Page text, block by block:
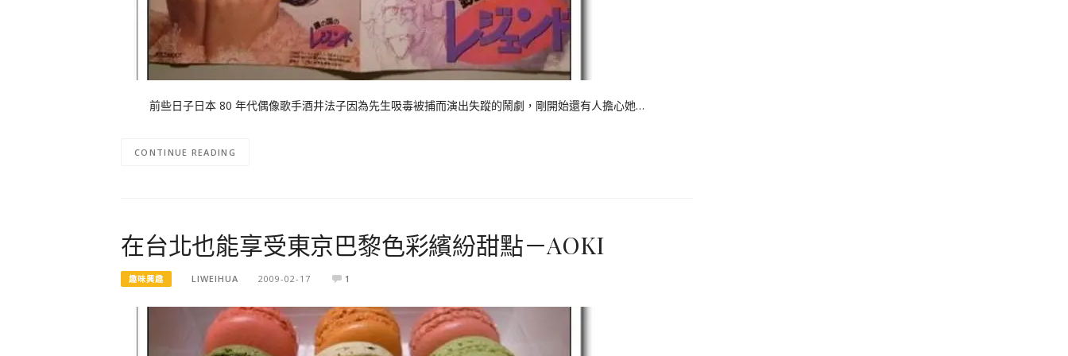
前些日子日本 80 年代偶像歌手酒井法子因為先生吸毒被捕而演出失蹤的鬧劇，剛開始還有人擔心她…
CONTINUE READING
在台北也能享受東京巴黎色彩繽紛甜點－AOKI
趣味興趣 LIWEIHUA 2009-02-17 1